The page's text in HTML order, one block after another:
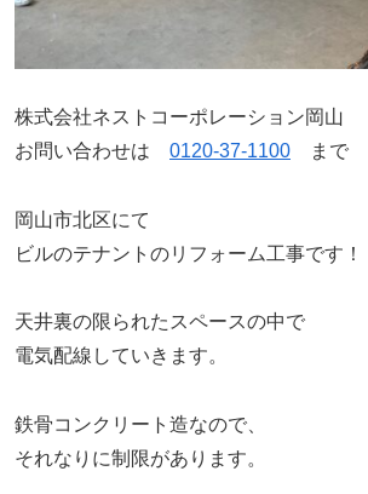
株式会社ネストコーポレーション岡山
お問い合わせは 0120-37-1100 まで
岡山市北区にて
ビルのテナントのリフォーム工事です！
天井裏の限られたスペースの中で
電気配線していきます。
鉄骨コンクリート造なので、
それなりに制限があります。